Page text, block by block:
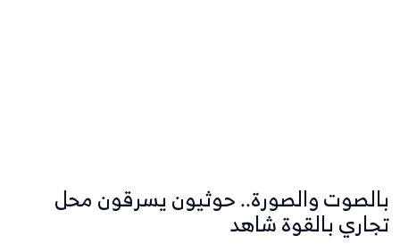
بالصوت والصورة.. حوثيون يسرقون محل
تجاري بالقوة شاهد